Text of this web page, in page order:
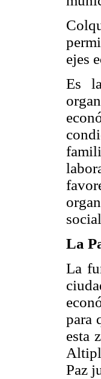
ejes
Es
La
La
para
esta
Paz